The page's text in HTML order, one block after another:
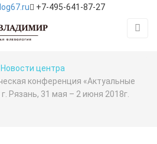
+7-495-641-87-27
Новости центра
конференция «Актуальные
Рязань, 31 мая – 2 июня 2018г.